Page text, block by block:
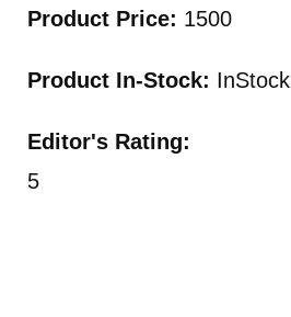
Product Price: 1500
Product In-Stock: InStock
Editor's Rating:
5